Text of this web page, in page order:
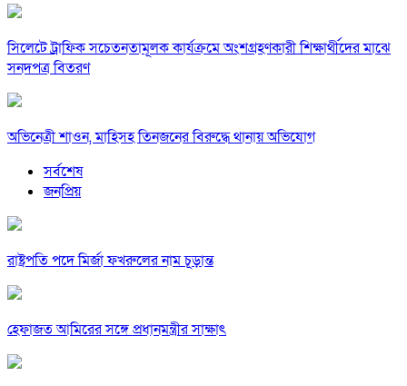
সিলেটে ট্রাফিক সচেতনতামূলক কার্যক্রমে অংশগ্রহণকারী শিক্ষার্থীদের মাঝে
সনদপত্র বিতরণ
অভিনেত্রী শাওন, মাহিসহ তিনজনের বিরুদ্ধে থানায় অভিযোগ
সর্বশেষ
জনপ্রিয়
রাষ্ট্রপতি পদে মির্জা ফখরুলের নাম চূড়ান্ত
হেফাজত আমিরের সঙ্গে প্রধানমন্ত্রীর সাক্ষাৎ